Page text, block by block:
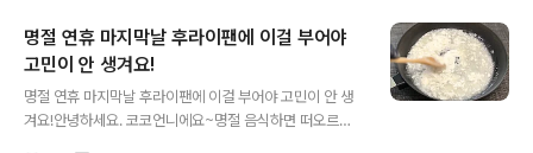
명절 연휴 마지막날 후라이팬에 이걸 부어야
고민이 안 생겨요!
명절 연휴 마지막날 후라이팬에 이걸 부어야 고민이 안 생
겨요!안녕하세요. 코코언니에요~명절 음식하면 떠오르는